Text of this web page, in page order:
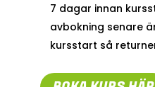
7 dagar innan
avbokning senare
kursstart så